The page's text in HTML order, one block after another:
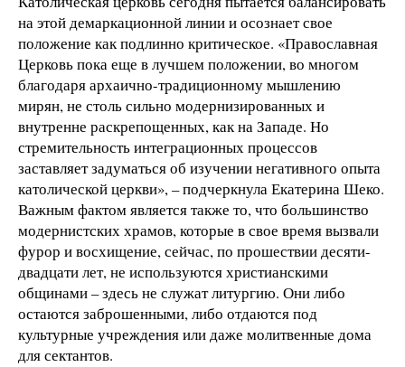
на этой демаркационной линии и осознает свое
положение как подлинно критическое. «Православная
Церковь пока еще в лучшем положении, во многом
благодаря архаично-традиционному мышлению
мирян, не столь сильно модернизированных и
внутренне раскрепощенных, как на Западе. Но
стремительность интеграционных процессов
заставляет задуматься об изучении негативного опыта
католической церкви», – подчеркнула Екатерина Шеко.
Важным фактом является также то, что большинство
модернистских храмов, которые в свое время вызвали
фурор и восхищение, сейчас, по прошествии десяти-
двадцати лет, не используются христианскими
общинами – здесь не служат литургию. Они либо
остаются заброшенными, либо отдаются под
культурные учреждения или даже молитвенные дома
для сектантов.